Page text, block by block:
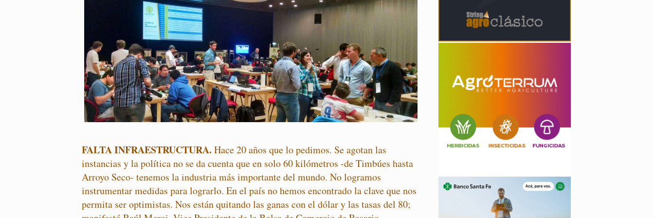
FALTA INFRAESTRUCTURA. Hace 20 años que lo pedimos. Se agotan las
instancias y la política no se da cuenta que en solo 60 kilómetros -de Timbúes hasta
Arroyo Seco- tenemos la industria más importante del mundo. No logramos
instrumentar medidas para lograrlo. En el país no hemos encontrado la clave que nos
permita ser optimistas. Nos están quitando las ganas con el dólar y las tasas del 80;